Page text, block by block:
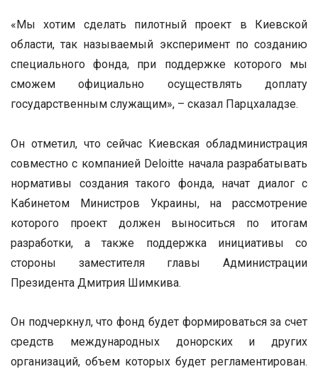
«Мы хотим сделать пилотный проект в Киевской
области, так называемый эксперимент по созданию
специального фонда, при поддержке которого мы
сможем официально осуществлять доплату
государственным служащим», – сказал Парцхаладзе.
Он отметил, что сейчас Киевская обладминистрация
совместно с компанией Deloitte начала разрабатывать
нормативы создания такого фонда, начат диалог с
Кабинетом Министров Украины, на рассмотрение
которого проект должен выноситься по итогам
разработки, а также поддержка инициативы со
стороны заместителя главы Администрации
Президента Дмитрия Шимкива.
Он подчеркнул, что фонд будет формироваться за счет
средств международных донорских и других
организаций, объем которых будет регламентирован.